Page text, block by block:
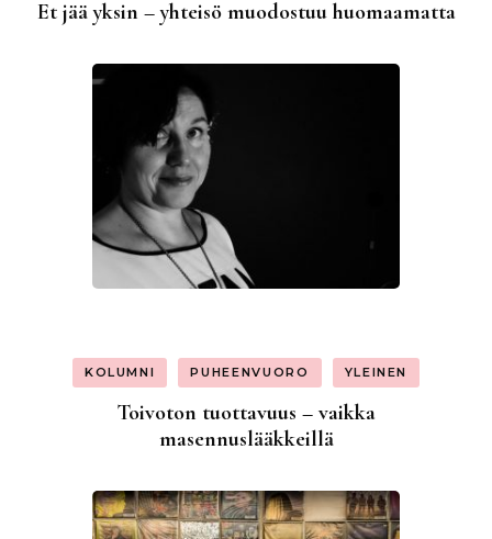
Et jää yksin – yhteisö muodostuu huomaamatta
KOLUMNI PUHEENVUORO YLEINEN
Toivoton tuottavuus – vaikka
masennuslääkkeillä